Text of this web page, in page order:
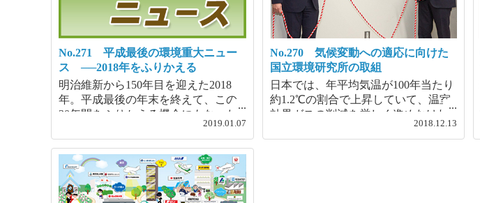
No.271 平成最後の環境重大ニュー
ス ──2018年をふりかえる
明治維新から150年目を迎えた2018
年。平成最後の年末を終えて、この
30年間をふりかえる機会にもなった
2019.01.07
No.270 気候変動への適応に向けた
国立環境研究所の取組
日本では、年平均気温が100年当たり
約1.2℃の割合で上昇していて、温室
効果ガスの削減を厳しく進めなけれ
ば、今後もさらなる上昇が見込まれ
ます。今年は夏に多数の地域で40℃
2018.12.13